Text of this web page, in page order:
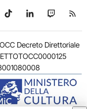
su Telegram
Seguici su TikTok
Seguici su
Seguici
Decreto Direttoriale